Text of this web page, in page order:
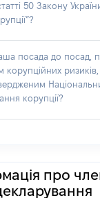
50 Закону
посада до посад,
корупційних ризиків,
корупції?
про